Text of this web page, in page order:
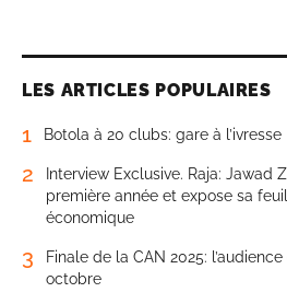
LES ARTICLES POPULAIRES
1 Botola à 20 clubs: gare à l’ivresse
2
Interview Exclusive. Raja: Jawad
première année et expose sa
économique
3
Finale de la CAN 2025:
octobre